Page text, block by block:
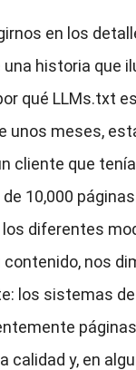
en los
historia que
qué LLMs.txt
unos meses,
cliente que
10,000
diferentes
nos
los sistemas
calidad y, en